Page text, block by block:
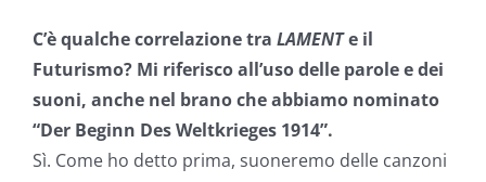
C’è qualche correlazione tra LAMENTe il
Futurismo? Mi riferisco all’uso delle parole e dei
suoni, anche nel brano che abbiamo nominato
“Der Beginn Des Weltkrieges 1914”.
Sì. Come ho detto prima, suoneremo delle canzoni